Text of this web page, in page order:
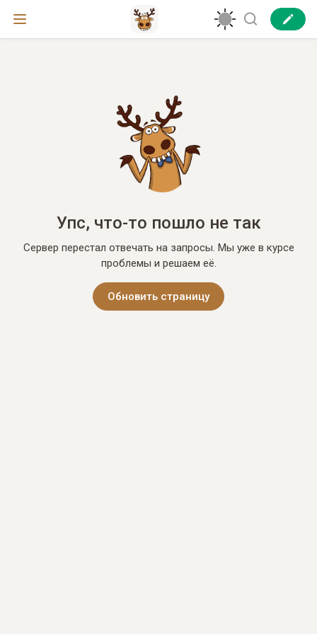
Упс, что-то пошло не так
Сервер перестал отвечать на запросы. Мы уже в курсе
проблемы и решаем её.
Обновить страницу